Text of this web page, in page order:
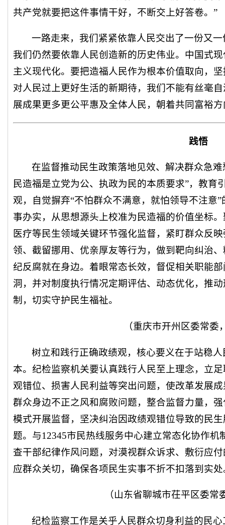
共产党就要把这件事情干好，不断交上好答卷。”
一路走来，我们紧紧依靠人民交出了一份又
我们仍然要依靠人民创造新的历史伟业。中国式
主义现代化。要把造福人民作为根本价值取向，
对人民过上更好生活的新期待，我们不能有丝毫
展成果更多更公平惠及全体人民，朝着共同富裕
践悟
在监督推动民生政策落地见效、解决群众急
民造福是立党为公、执政为民的本质要求”，教育
观，自觉摒弃“不怕群众不满意，就怕领导不注意
事办实，从思想源头上校准为民造福的价值坐标
医疗等民生领域关键环节强化监督，紧盯群众反
领、截留挪用、优亲厚友等行为，做到靶向纠治
纪反腐就在身边。着眼常态长效，督促相关职能
洞，并对制度执行情况定期评估、动态优化，推
制，切实守护民生福祉。
（重庆市开州区委常
树立和践行正确政绩观，核心要义在于站稳
本。纪检监察机关要认真践行人民至上理念，立
观错位、损害人民利益等突出问题，使改革发展
群众身边不正之风和腐败问题，整合监督力量，
模式开展监督，坚决纠治因政绩观错位导致的民
题。与12345市民热线服务中心建立常态化协作
查干部纪律作风问题，对漠视群众诉求、敷衍应
应群众关切，确保各项民生实事不折不扣落到实处
（山东省聊城市茌平区委
纪检监察工作是关乎人民群众切身利益的民